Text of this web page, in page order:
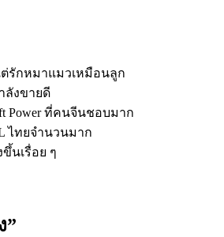
ต่รักหมาแมวเหมือนลูก
ลังขายดี
Power ที่คนจีนชอบมาก
ไทยจำนวนมาก
นเรื่อย ๆ
”